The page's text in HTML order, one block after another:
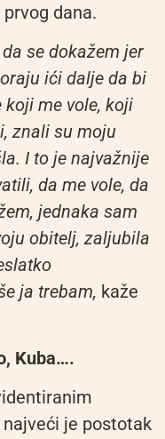
dana.
se dokažem jer
ići dalje da bi
me vole, koji
znali su moju
I to je najvažnije
da me vole, da
jednaka sam
obitelj, zaljubila
ja trebam, kaže
Kuba….
je postotak